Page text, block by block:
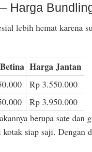
Harga
lebih hemat karena
Harga Jantan
Rp 3.550.000
Rp 3.950.000
berupa sate dan
kotak siap saji. Dengan